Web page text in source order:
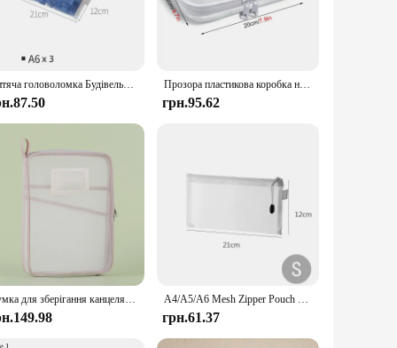
Дитяча головоломка Будівельний блок Зберігання іграшок Класифікаційна сумка Прозора сітчаста сумка на блискавці Інструменти для зберігання Косметична організація Прозора пластикова коробка на блискавці, дорожні сумки для макіяжу та косметики, міцний ПВХ, портативна дорожня коробка для зберігання іграшок
грн.95.62
Сумка для зберігання канцелярських товарів Двошарова сітчаста сумка на блискавці Велика місткість Органайзер для подорожей Прозора сумка для документів для канцелярських товарів A4/A5/A6 Mesh Zipper Pouch Clear Document Bag Cosmetic Toy storage bag small toy special classification bag
грн.61.37